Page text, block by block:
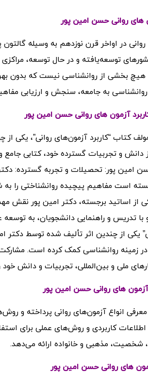
های روانی حسن امین پور
در اواخر قرن نوزدهم به وسیله
توسعه‌یافته و در حال توسعه،
هیچ بخشی از روانشناسی نیست که بدون
به جامعه، سنجش و ارزیابی
آزمون های روانی حسن امین پور
کتاب “کاربرد آزمون‌های روانی”، یکی از
دانش و تجربیات گسترده خود، کتابی جامع
امین پور: تحصیلات و تجربه گسترده:
است مفاهیم پیچیده روانشناختی را
از اساتید برجسته، دکتر امین پور
با تدریس و راهنمایی دانشجویان، به
یکی از چندین اثر تألیف شده توسط
روانشناسی کمک کرده است. مشارکت
ملی و بین‌المللی، تجربیات و دانش
های روانی حسن امین پور
انواع آزمون‌های روانی پرداخته و
کاربردی و روش‌های عملی برای
شخصیت، مذهبی و خانواده ارائه می‌دهد.
های روانی حسن امین پور